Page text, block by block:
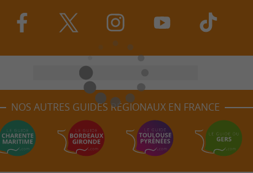
NOS AUTRES GUIDES RÉGIONAUX EN FRANCE